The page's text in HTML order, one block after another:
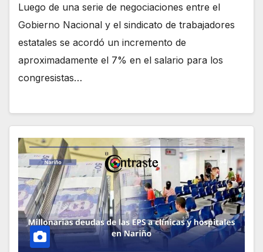
Luego de una serie de negociaciones entre el
Gobierno Nacional y el sindicato de trabajadores
estatales se acordó un incremento de
aproximadamente el 7% en el salario para los
congresistas…